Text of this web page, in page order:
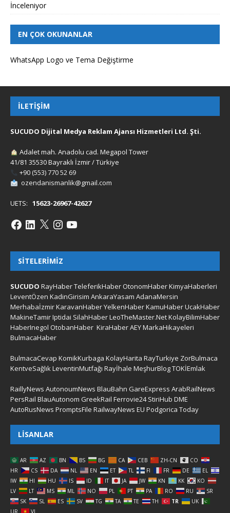
İnceleniyor
EN ÇOK OKUNANLAR
WhatsApp Logo ve Tema Değiştirme
İLETIŞIM
SUCUDO Dijital Medya Reklam Ajansı Hizmetleri Ltd. Şti.
Adalet mah. Anadolu cad. Megapol Tower
41/81 35530 Bayraklı İzmir / Türkiye
+90 (553) 770 52 69
ozendanismanlik@gmail.com
UETS: 15623-26967-42627
SITELERIMIZ
SUCUDO RayHaberTeleferikHaber OtonomHaberKimyaHaberleri
LeventÖzen KadinGirisim AnkaraYasam AdanaMersin
MerhabaİzmirKaravanHaberYelkenHaberKamuHaberUcakHaber
MakineTamirIptidai SilahHaberLeoTheMaster.NetKolayBilimHaber
HaberInegol OtobanHaber KiraHaberAEYMarkaHikayeleri
BulmacaHaber
BulmacaCevap KomikKurbaga KolayHarita RayTurkiye ZorBulmaca
KentveSağlıkLeventinMutfağı Rayİhale MeşhurBlogTOKİEmlak
RaillyNews AutonoumNews BlauBahn GareExpress ArabRailNews
PersRail BlauAutonom GreekRail Ferrovie24 StiriHub DME
AutoRusNews PromptsFile RailwayNews EU Podgorica Today
LISANLAR
AR AZ BN BS BG CA CEB ZH-CN
CO
HR
CS DA NL EN ET TL FI FR DE
EL
IW
HI HU IS ID IT JA JW KN KK
KO
LV
LT MS ML NO PL PT PA RO RU
SR
SK
SL ES SV TG TA TE TH TR
UK